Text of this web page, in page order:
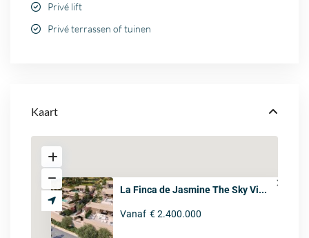
Privé lift
Privé terrassen of tuinen
Kaart
La Finca de Jasmine The Sky Vi...
Vanaf € 2.400.000